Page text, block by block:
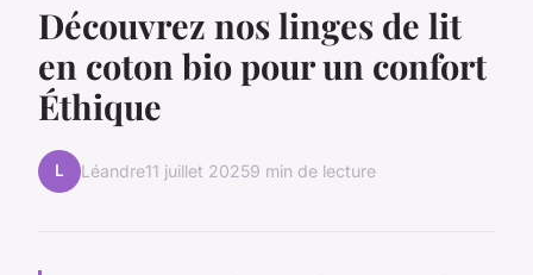
Découvrez nos linges de lit
en coton bio pour un confort
Éthique
L Léandre11 juillet 20259 min de lecture